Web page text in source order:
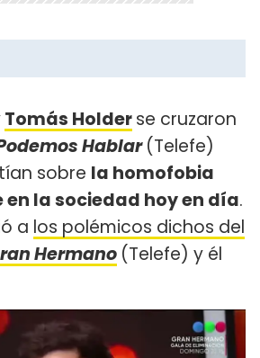
Tomás Holderse cruzaron
Hablar(Telefe)
sobre la homofobia
en la sociedad hoy en día.
a los polémicos dichos del
Hermano (Telefe) y él